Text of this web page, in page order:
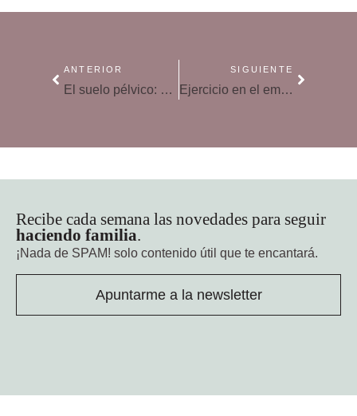
ANTERIOR
El suelo pélvico: entrenamiento en el embarazo
SIGUIENTE
Ejercicio en el embarazo, una buena idea para la madre y el feto
Recibe cada semana las novedades para seguir
haciendo familia.
¡Nada de SPAM! solo contenido útil que te encantará.
Apuntarme a la newsletter